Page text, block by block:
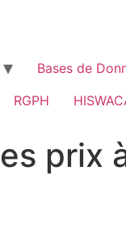
Bases de
RGPH
prix